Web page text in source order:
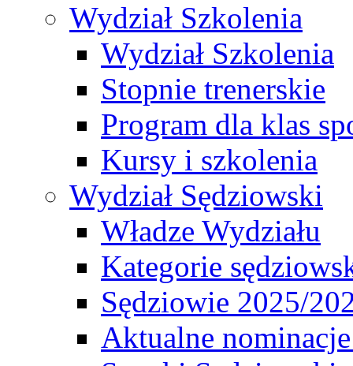
Wydział Szkolenia
Wydział Szkolenia
Stopnie trenerskie
Program dla klas
Kursy i szkolenia
Wydział Sędziowski
Władze Wydziału
Kategorie
Sędziowie 2025/
Aktualne